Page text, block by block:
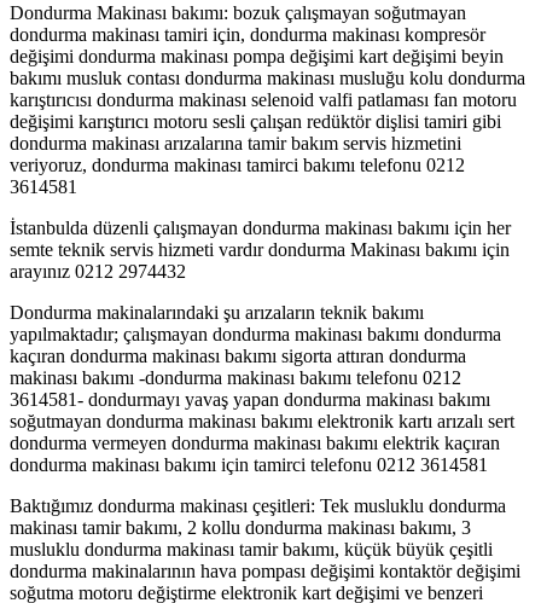
Dondurma Makinası bakımı: bozuk çalışmayan soğutmayan
dondurma makinası tamiri için, dondurma makinası kompresör
değişimi dondurma makinası pompa değişimi kart değişimi beyin
bakımı musluk contası dondurma makinası musluğu kolu dondurma
karıştırıcısı dondurma makinası selenoid valfi patlaması fan motoru
değişimi karıştırıcı motoru sesli çalışan redüktör dişlisi tamiri gibi
dondurma makinası arızalarına tamir bakım servis hizmetini
veriyoruz, dondurma makinası tamirci bakımı telefonu 0212
3614581
İstanbulda düzenli çalışmayan dondurma makinası bakımı için her
semte teknik servis hizmeti vardır dondurma Makinası bakımı için
arayınız 0212 2974432
Dondurma makinalarındaki şu arızaların teknik bakımı
yapılmaktadır; çalışmayan dondurma makinası bakımı dondurma
kaçıran dondurma makinası bakımı sigorta attıran dondurma
makinası bakımı -dondurma makinası bakımı telefonu 0212
3614581- dondurmayı yavaş yapan dondurma makinası bakımı
soğutmayan dondurma makinası bakımı elektronik kartı arızalı sert
dondurma vermeyen dondurma makinası bakımı elektrik kaçıran
dondurma makinası bakımı için tamirci telefonu 0212 3614581
Baktığımız dondurma makinası çeşitleri: Tek musluklu dondurma
makinası tamir bakımı, 2 kollu dondurma makinası bakımı, 3
musluklu dondurma makinası tamir bakımı, küçük büyük çeşitli
dondurma makinalarının hava pompası değişimi kontaktör değişimi
soğutma motoru değiştirme elektronik kart değişimi ve benzeri